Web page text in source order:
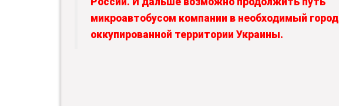
микроавтобусом компании в необходимый город
оккупированной территории Украины.